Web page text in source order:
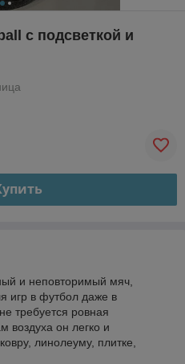
с подсветкой и
и неповторимый мяч,
игр в футбол даже в
требуется ровная
воздуха он легко и
линолеуму, плитке,